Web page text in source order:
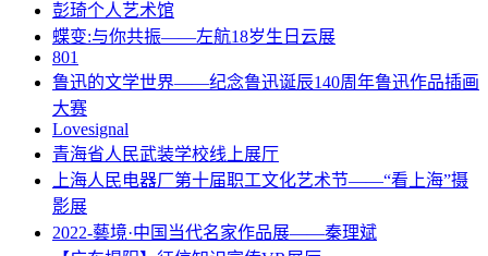
彭琦个人艺术馆
蝶变:与你共振——左航18岁生日云展
801
鲁迅的文学世界——纪念鲁迅诞辰140周年鲁迅作品插画
大赛
Lovesignal
青海省人民武装学校线上展厅
上海人民电器厂第十届职工文化艺术节——“看上海”摄
影展
2022-藝境·中国当代名家作品展——秦理斌